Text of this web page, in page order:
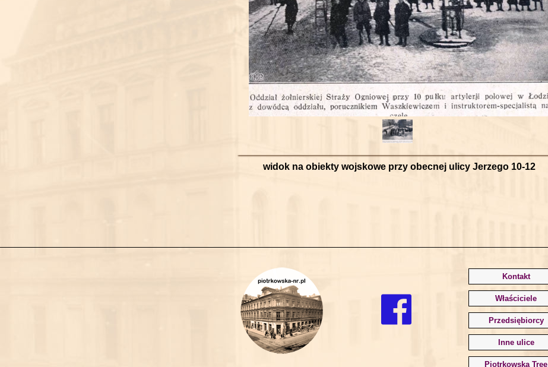
widok na obiekty wojskowe przy obecnej ulicy Jerzego 10-12
Kontakt
Właściciele
Przedsiębiorcy
Inne ulice
Piotrkowska Tree